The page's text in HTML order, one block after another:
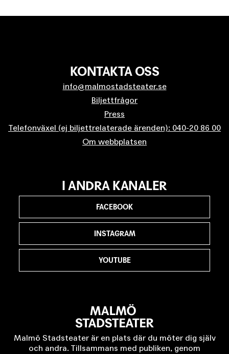
KONTAKTA OSS
info@malmostadsteater.se
Biljettfrågor
Press
Telefonväxel (ej biljettrelaterade ärenden): 040-20 86 00
Om webbplatsen
Malmö Stadsteater är en plats där du möter dig själv
och andra. Tillsammans med publiken, genom
I ANDRA KANALER
FACEBOOK
INSTAGRAM
YOUTUBE